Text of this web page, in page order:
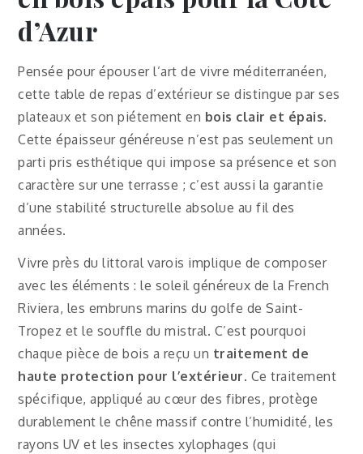
d’Azur
Pensée pour épouser l’art de vivre méditerranéen,
cette table de repas d’extérieur se distingue par ses
plateaux et son piétement en bois clair et épais.
Cette épaisseur généreuse n’est pas seulement un
parti pris esthétique qui impose sa présence et son
caractère sur une terrasse ; c’est aussi la garantie
d’une stabilité structurelle absolue au fil des
années.
Vivre près du littoral varois implique de composer
avec les éléments : le soleil généreux de la French
Riviera, les embruns marins du golfe de Saint-
Tropez et le souffle du mistral. C’est pourquoi
chaque pièce de bois a reçu un traitement de
haute protection pour l’extérieur. Ce traitement
spécifique, appliqué au cœur des fibres, protège
durablement le chêne massif contre l’humidité, les
rayons UV et les insectes xylophages (qui